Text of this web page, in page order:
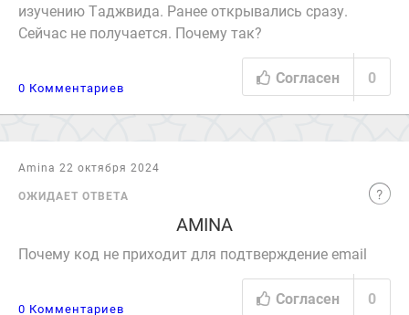
изучению Таджвида. Ранее открывались сразу.
Сейчас не получается. Почему так?
0 Комментариев
Согласен 0
Amina 22 октября 2024
ОЖИДАЕТ ОТВЕТА
AMINA
Почему код не приходит для подтверждение email
0 Комментариев
Согласен 0